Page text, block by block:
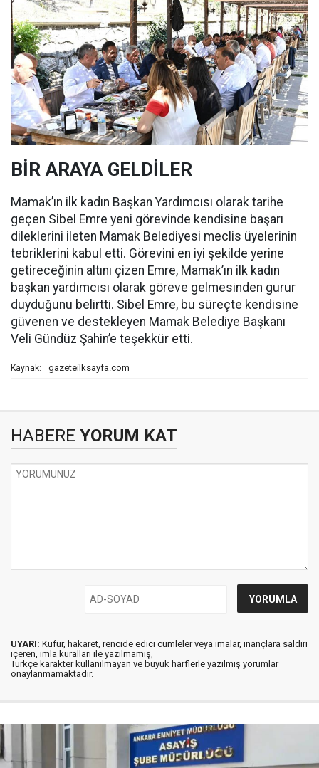
BİR ARAYA GELDİLER
Mamak’ın ilk kadın Başkan Yardımcısı olarak tarihe
geçen Sibel Emre yeni görevinde kendisine başarı
dileklerini ileten Mamak Belediyesi meclis üyelerinin
tebriklerini kabul etti. Görevini en iyi şekilde yerine
getireceğinin altını çizen Emre, Mamak’ın ilk kadın
başkan yardımcısı olarak göreve gelmesinden gurur
duyduğunu belirtti. Sibel Emre, bu süreçte kendisine
güvenen ve destekleyen Mamak Belediye Başkanı
Veli Gündüz Şahin’e teşekkür etti.
Kaynak: gazeteilksayfa.com
HABERE YORUM KAT
UYARI: Küfür, hakaret, rencide edici cümleler veya imalar, inançlara saldırı
içeren, imla kuralları ile yazılmamış,
Türkçe karakter kullanılmayan ve büyük harflerle yazılmış yorumlar
onaylanmamaktadır.